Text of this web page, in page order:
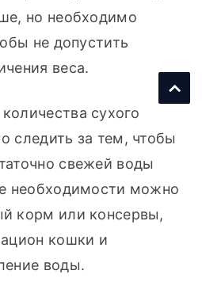
но необходимо
не допустить
веса.
сухого
следить за тем, чтобы
свежей воды
необходимости можно
корм или консервы,
кошки и
воды.